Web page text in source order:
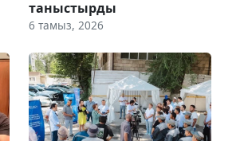
таныстырды
6 тамыз, 2026